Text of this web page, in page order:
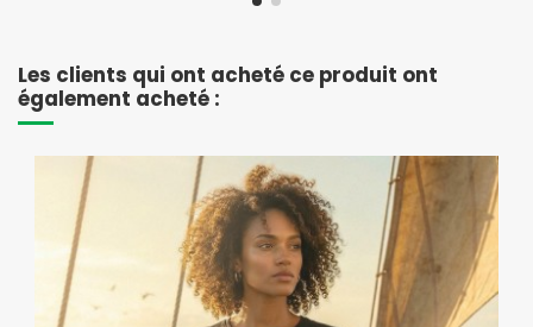
Les clients qui ont acheté ce produit ont
également acheté :